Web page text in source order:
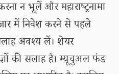
न भूलें और महाराष्ट्रनामा
में निवेश करने से पहले
अवश्य लें। शेयर
की सलाह है। म्यूचुअल फंड